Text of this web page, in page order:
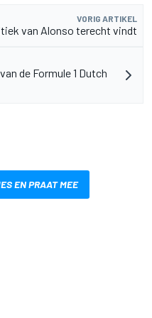
VORIG ARTIKEL
van Alonso terecht vindt
de Formule 1 Dutch
EN PRAAT MEE